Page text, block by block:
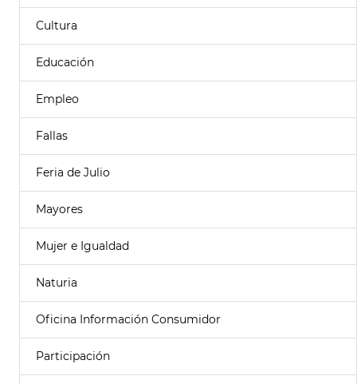
Cultura
Educación
Empleo
Fallas
Feria de Julio
Mayores
Mujer e Igualdad
Naturia
Oficina Información Consumidor
Participación